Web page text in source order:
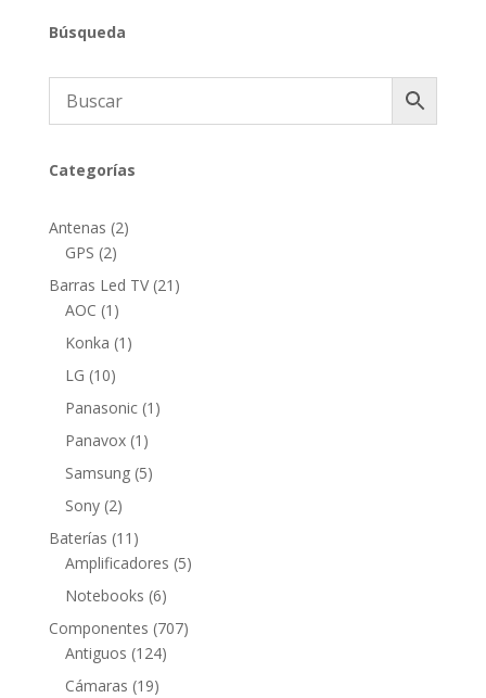
Búsqueda
Categorías
Antenas 22
GPS 22
productos
Barras Led TV 21 21
AOC 1 1
producto
Konka 1 1
LG 1010
productos
Panasonic 1 1
Panavox 1 1
producto
Samsung 55
Sony 22
productos
Baterías 11 11
productos
Amplificadores 55
Notebooks 66
productos
Componentes 707707
Antiguos 124124
Cámaras 1919